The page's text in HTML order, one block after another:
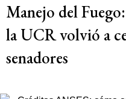
Manejo del
la UCR volvió a
senadores